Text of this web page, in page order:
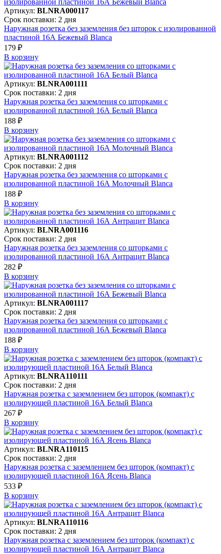
Артикул: BLNRA000117
Срок поставки: 2 дня
Наружная розетка без заземления без шторок с изолированной
пластиной 16А Бежевый Blanca
179 ₽
В корзинy
Артикул: BLNRA001111
Срок поставки: 2 дня
Наружная розетка без заземления со шторками с
изолированной пластиной 16А Белый Blanca
188 ₽
В корзинy
Артикул: BLNRA001112
Срок поставки: 2 дня
Наружная розетка без заземления со шторками с
изолированной пластиной 16А Молочный Blanca
188 ₽
В корзинy
Артикул: BLNRA001116
Срок поставки: 2 дня
Наружная розетка без заземления со шторками с
изолированной пластиной 16А Антрацит Blanca
282 ₽
В корзинy
Артикул: BLNRA001117
Срок поставки: 2 дня
Наружная розетка без заземления со шторками с
изолированной пластиной 16А Бежевый Blanca
188 ₽
В корзинy
Артикул: BLNRA110111
Срок поставки: 2 дня
Наружная розетка с заземлением без шторок (компакт) с
изолирующей пластиной 16А Белый Blanca
267 ₽
В корзинy
Артикул: BLNRA110115
Срок поставки: 2 дня
Наружная розетка с заземлением без шторок (компакт) с
изолирующей пластиной 16А Ясень Blanca
533 ₽
В корзинy
Артикул: BLNRA110116
Срок поставки: 2 дня
Наружная розетка с заземлением без шторок (компакт) с
изолирующей пластиной 16А Антрацит Blanca